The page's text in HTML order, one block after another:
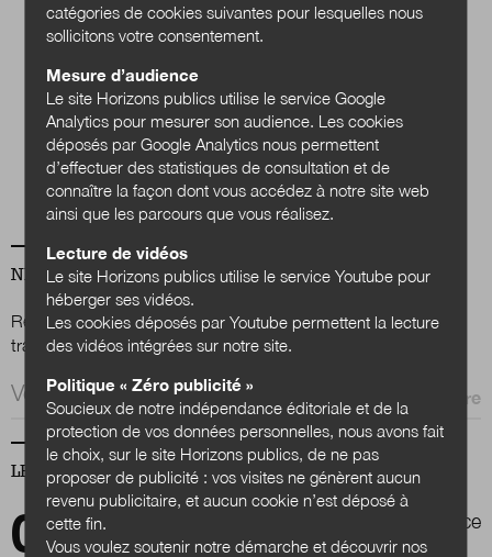
Quels services
publics en 2040 ?
Acheter
NEWSLETTER
Renseignez votre email afin de suivre l'actualité de la
transformation publique.
Email *
LES PLUS LUS
La prospective pour faire territoire, l'expérience
de Metz métropole
catégories de cookies suivantes pour lesquelles nous
sollicitons votre consentement.
Mesure d’audience
Le site Horizons publics utilise le service Google
Analytics pour mesurer son audience. Les cookies
déposés par Google Analytics nous permettent
d’effectuer des statistiques de consultation et de
connaître la façon dont vous accédez à notre site web
ainsi que les parcours que vous réalisez.
Lecture de vidéos
Le site Horizons publics utilise le service Youtube pour
héberger ses vidéos.
Les cookies déposés par Youtube permettent la lecture
des vidéos intégrées sur notre site.
Politique « Zéro publicité »
Soucieux de notre indépendance éditoriale et de la
protection de vos données personnelles, nous avons fait
le choix, sur le site Horizons publics, de ne pas
proposer de publicité : vos visites ne génèrent aucun
revenu publicitaire, et aucun cookie n’est déposé à
cette fin.
Vous voulez soutenir notre démarche et découvrir nos